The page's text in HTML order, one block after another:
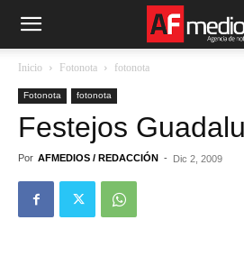
Inicio Fotonota fotonota
Fotonota fotonota
Festejos
Por AFMEDIOS / REDACCIÓN - Dic 2, 2009